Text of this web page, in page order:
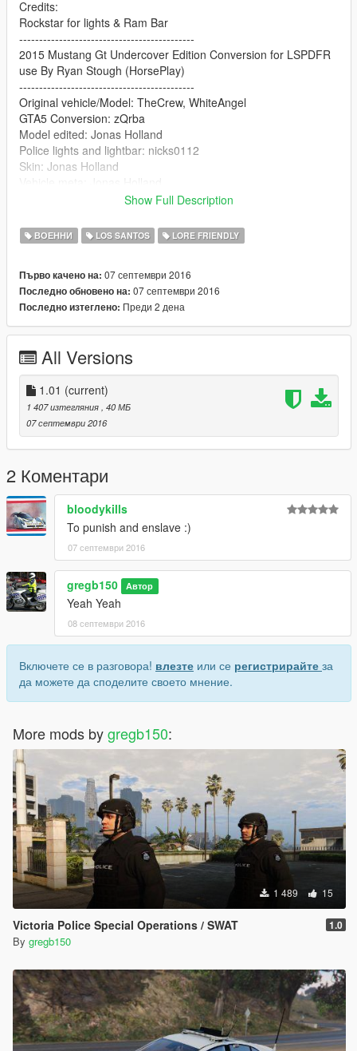
Credits:
Rockstar for lights & Ram Bar
--------------------------------------------
2015 Mustang Gt Undercover Edition Conversion for LSPDFR
use By Ryan Stough (HorsePlay)
--------------------------------------------
Original vehicle/Model: TheCrew, WhiteAngel
GTA5 Conversion: zQrba
Model edited: Jonas Holland
Police lights and lightbar: nicks0112
Skin: Jonas Holland
however in saying that, the model really drives nice and looks
good in game, being a 2 door vehicle it's not suited for prisoner
Show Full Description
ВОЕННИ LOS SANTOS LORE FRIENDLY
Първо качено на: 07 септември 2016
Последно обновено на: 07 септември 2016
Последно изтеглено: Преди 2 дена
All Versions
1.01 (current)
1 407 изтегляния , 40 МБ
07 септември 2016
2 Коментари
bloodykills
To punish and enslave :)
07 септември 2016
gregb150 Автор
Yeah Yeah
08 септември 2016
Включете се в разговора! влезте или се регистрирайте за
да можете да споделите своето мнение.
More mods bygregb150:
1 489 15
Victoria Police Special Operations / SWAT 1.0
By gregb150